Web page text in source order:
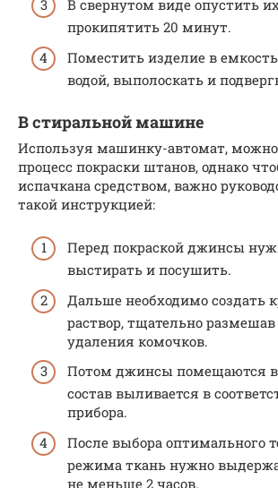
В свернутом виде опустить
прокипятить 20 минут.
Поместить изделие в
водой, выполоскать и
В стиральной машине
Используя машинку-автомат,
процесс покраски штанов, однако
испачкана средством, важно
такой инструкцией:
Перед покраской джинсы
выстирать и посушить.
Дальше необходимо создать
раствор, тщательно размешав
удаления комочков.
Потом джинсы помещаются
состав выливается в
прибора.
После выбора оптимального
режима ткань нужно
не меньше 2 часов.